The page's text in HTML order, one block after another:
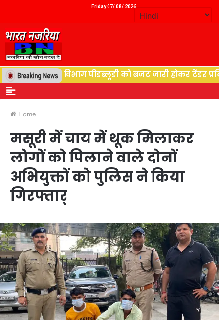
Friday 07/ 08/ 2026
विद्युत विभाग पीडब्लूडी को बजट जारी होकर टेंडर
Home
मसूरी में चाय में थूक मिलाकर
लोगों को पिलाने वाले दोनों
अभियुक्तों को पुलिस ने किया
गिरफ्तार्